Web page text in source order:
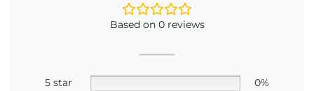
Based on 0 reviews
5 star
0%